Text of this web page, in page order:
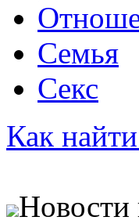
Семья
Секс
Как
Новости